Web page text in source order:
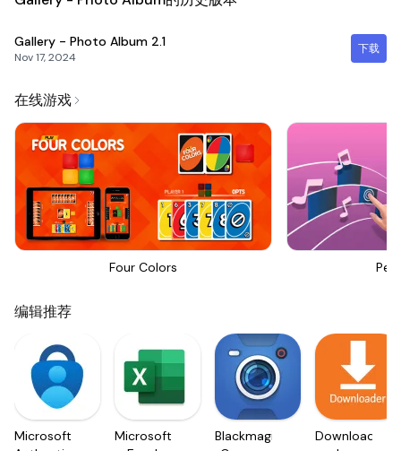
Gallery - Photo Album 2.1
Nov 17, 2024
下载
在线游戏
Four Colors
编辑推荐
Microsoft
Microsoft
Blackmagic
Downloader